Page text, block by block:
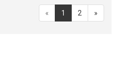
« 1 2 »